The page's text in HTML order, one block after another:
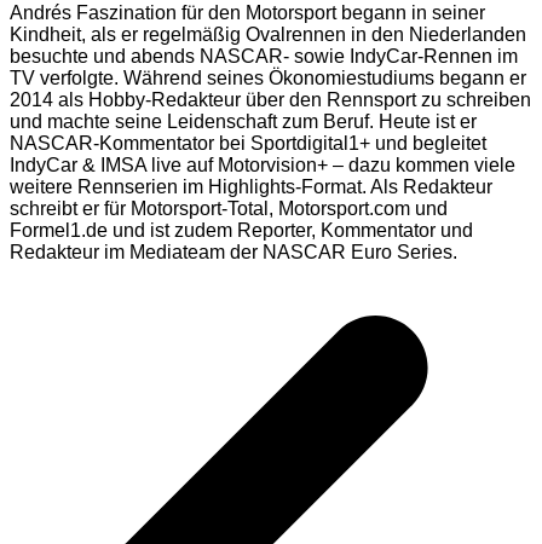
Andrés Faszination für den Motorsport begann in seiner
Kindheit, als er regelmäßig Ovalrennen in den Niederlanden
besuchte und abends NASCAR- sowie IndyCar-Rennen im
TV verfolgte. Während seines Ökonomiestudiums begann er
2014 als Hobby-Redakteur über den Rennsport zu schreiben
und machte seine Leidenschaft zum Beruf. Heute ist er
NASCAR-Kommentator bei Sportdigital1+ und begleitet
IndyCar & IMSA live auf Motorvision+ – dazu kommen viele
weitere Rennserien im Highlights-Format. Als Redakteur
schreibt er für Motorsport-Total, Motorsport.com und
Formel1.de und ist zudem Reporter, Kommentator und
Redakteur im Mediateam der NASCAR Euro Series.